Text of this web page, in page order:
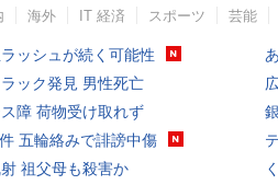
海外 IT 経済 スポーツ 芸能
ッシュが続く可能性
ック発見 男性死亡
障 荷物受け取れず
五輪絡みで誹謗中傷
祖父母も殺害か